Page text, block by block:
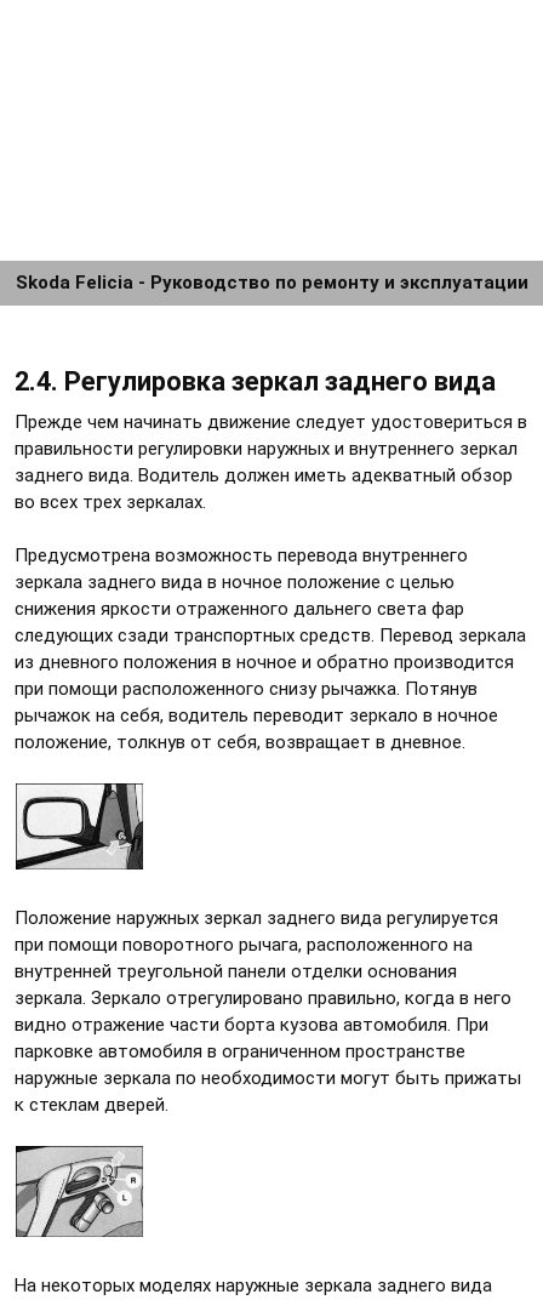
Skoda Felicia - Руководство по ремонту и эксплуатации
2.4. Регулировка зеркал заднего вида
Прежде чем начинать движение следует удостовериться в
правильности регулировки наружных и внутреннего зеркал
заднего вида. Водитель должен иметь адекватный обзор
во всех трех зеркалах.
Предусмотрена возможность перевода внутреннего
зеркала заднего вида в ночное положение с целью
снижения яркости отраженного дальнего света фар
следующих сзади транспортных средств. Перевод зеркала
из дневного положения в ночное и обратно производится
при помощи расположенного снизу рычажка. Потянув
рычажок на себя, водитель переводит зеркало в ночное
положение, толкнув от себя, возвращает в дневное.
Положение наружных зеркал заднего вида регулируется
при помощи поворотного рычага, расположенного на
внутренней треугольной панели отделки основания
зеркала. Зеркало отрегулировано правильно, когда в него
видно отражение части борта кузова автомобиля. При
парковке автомобиля в ограниченном пространстве
наружные зеркала по необходимости могут быть прижаты
к стеклам дверей.
На некоторых моделях наружные зеркала заднего вида